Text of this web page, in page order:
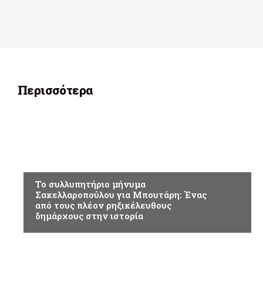
Περισσότερα
Το συλλυπητήριο μήνυμα
Σακελλαροπούλου για Μπουτάρη: Ένας
από τους πλέον ρηξικέλευθους
δημάρχους στην ιστορία